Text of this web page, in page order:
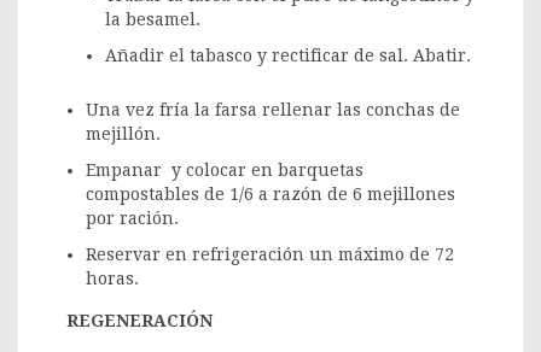
la besamel.
Añadir el tabasco y rectificar de sal. Abatir.
Una vez fría la farsa rellenar las conchas de
mejillón.
Empanar y colocar en barquetas
compostables de 1/6 a razón de 6 mejillones
por ración.
Reservar en refrigeración un máximo de 72
horas.
REGENERACIÓN